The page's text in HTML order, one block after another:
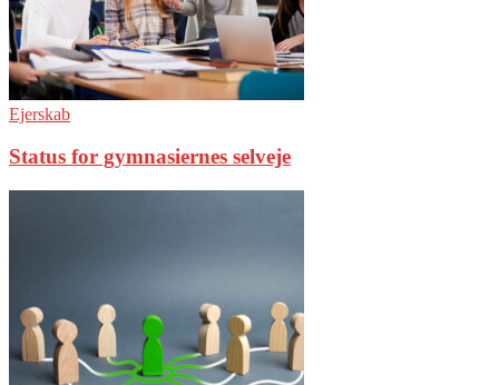
Ejerskab
Status for gymnasiernes selveje